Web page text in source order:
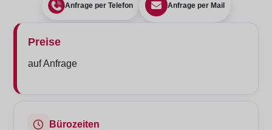
Anfrage per Telefon Anfrage per Mail
Preise
auf Anfrage
Bürozeiten